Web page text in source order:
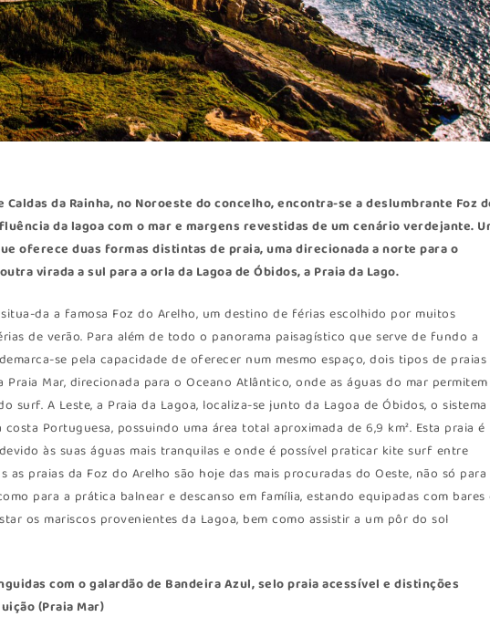
da Rainha, no Noroeste do concelho, encontra-se a deslumbrante Foz
da lagoa com o mar e margens revestidas de um cenário verdejante.
oferece duas formas distintas de praia, uma direcionada a norte para o
virada a sul para a orla da Lagoa de Óbidos, a Praia da Lago.
da a famosa Foz do Arelho, um destino de férias escolhido por muitos
de verão. Para além de todo o panorama paisagístico que serve de fundo a
se pela capacidade de oferecer num mesmo espaço, dois tipos de praias
Mar, direcionada para o Oceano Atlântico, onde as águas do mar permitem
surf. A Leste, a Praia da Lagoa, localiza-se junto da Lagoa de Óbidos, o sistema
Portuguesa, possuindo uma área total aproximada de 6,9 km². Esta praia é
às suas águas mais tranquilas e onde é possível praticar kite surf entre
as praias da Foz do Arelho são hoje das mais procuradas do Oeste, não só
para a prática balnear e descanso em família, estando equipadas com bares
os mariscos provenientes da Lagoa, bem como assistir a um pôr do sol
com o galardão de Bandeira Azul, selo praia acessível e distinções
(Praia Mar)